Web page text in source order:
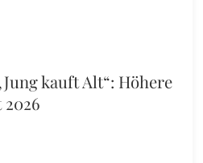
kauft Alt“: Höhere